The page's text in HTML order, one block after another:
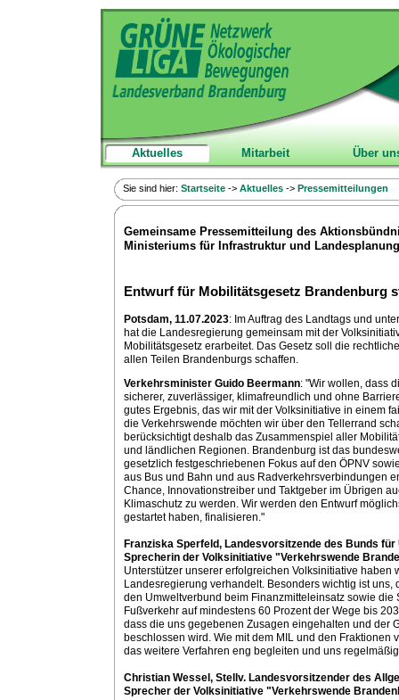
Aktuelles Mitarbeit Über
Sie sind hier: Startseite-> Aktuelles-> Pressemitteilungen
Gemeinsame Pressemitteilung des
Ministeriums für Infrastruktur und Landesplanung
Entwurf für Mobilitätsgesetz Brandenburg
Potsdam, 11.07.2023: Im Auftrag des Landtags und
hat die Landesregierung gemeinsam mit der
Mobilitätsgesetz erarbeitet. Das Gesetz soll die
allen Teilen Brandenburgs schaffen.
Verkehrsminister Guido Beermann: "Wir wollen, dass
sicherer, zuverlässiger, klimafreundlich und ohne
gutes Ergebnis, das wir mit der Volksinitiative in einem
die Verkehrswende möchten wir über den Tellerrand
berücksichtigt deshalb das Zusammenspiel aller
und ländlichen Regionen. Brandenburg ist das
gesetzlich festgeschriebenen Fokus auf den ÖPNV
aus Bus und Bahn und aus Radverkehrsverbindungen
Chance, Innovationstreiber und Taktgeber im Übrigen
Klimaschutz zu werden. Wir werden den Entwurf
gestartet haben, finalisieren."
Franziska Sperfeld, Landesvorsitzende des Bunds
Sprecherin der Volksinitiative "Verkehrswende
Unterstützer unserer erfolgreichen Volksinitiative
Landesregierung verhandelt. Besonders wichtig ist
den Umweltverbund beim Finanzmitteleinsatz sowie
Fußverkehr auf mindestens 60 Prozent der Wege bis
dass die uns gegebenen Zusagen eingehalten und der
beschlossen wird. Wie mit dem MIL und den
das weitere Verfahren eng begleiten und uns
Christian Wessel, Stellv. Landesvorsitzender des
Sprecher der Volksinitiative "Verkehrswende